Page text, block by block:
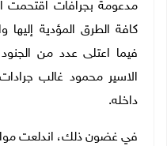
مدعومة بجرافات اقتحمت
كافة الطرق المؤدية إليها
فيما اعتلى عدد من
الاسير محمود غالب
داخله.
في غضون ذلك، اندلعت